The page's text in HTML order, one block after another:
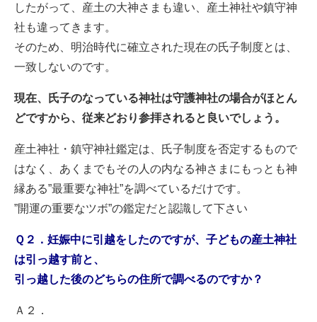
したがって、産土の大神さまも違い、産土神社や鎮守神
社も違ってきます。
そのため、明治時代に確立された現在の氏子制度とは、
一致しないのです。
現在、氏子のなっている神社は守護神社の場合がほとん
どですから、従来どおり参拝されると良いでしょう。
産土神社・鎮守神社鑑定は、氏子制度を否定するもので
はなく、あくまでもその人の内なる神さまにもっとも神
縁ある”最重要な神社”を調べているだけです。
”開運の重要なツボ”の鑑定だと認識して下さい
Ｑ２．妊娠中に引越をしたのですが、子どもの産土神社
は引っ越す前と、
引っ越した後のどちらの住所で調べるのですか？
Ａ２．